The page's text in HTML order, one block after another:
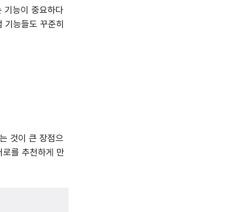
기능이 중요하다
기능들도 꾸준히
것이 큰 장점으
를 추천하게 만